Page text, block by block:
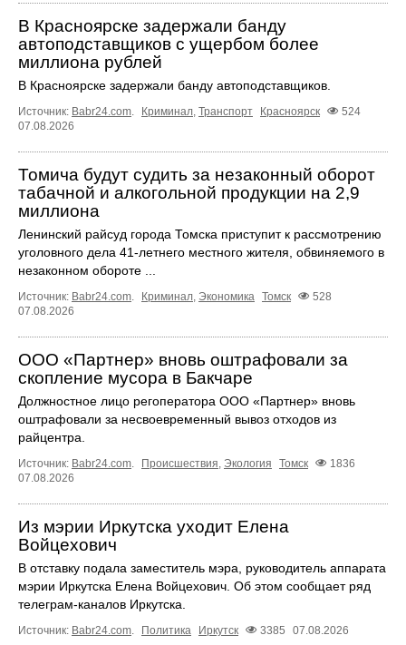
В Красноярске задержали банду
автоподставщиков с ущербом более
миллиона рублей
В Красноярске задержали банду автоподставщиков.
Источник: Babr24.com. Криминал, Транспорт Красноярск
524
07.08.2026
Томича будут судить за незаконный оборот
табачной и алкогольной продукции на 2,9
миллиона
Ленинский райсуд города Томска приступит к рассмотрению
уголовного дела 41-летнего местного жителя, обвиняемого в
незаконном обороте ...
Источник: Babr24.com. Криминал, Экономика Томск
528
07.08.2026
ООО «Партнер» вновь оштрафовали за
скопление мусора в Бакчаре
Должностное лицо регоператора ООО «Партнер» вновь
оштрафовали за несвоевременный вывоз отходов из
райцентра.
Источник: Babr24.com. Происшествия, Экология Томск
1836
07.08.2026
Из мэрии Иркутска уходит Елена
Войцехович
В отставку подала заместитель мэра, руководитель аппарата
мэрии Иркутска Елена Войцехович. Об этом сообщает ряд
телеграм‑каналов Иркутска.
Источник: Babr24.com. Политика Иркутск 3385 07.08.2026